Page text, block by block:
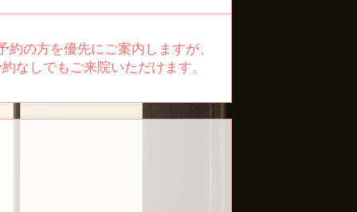
約の方を優先にご案内しますが、
なしでもご来院いただけます。